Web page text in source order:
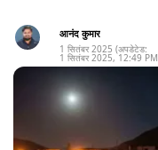
आनंद कुमार
1 सितंबर 2025 (अपडेटेड:
1 सितंबर 2025, 12:49 PM